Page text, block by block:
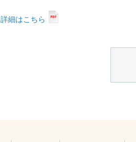
詳細はこちら